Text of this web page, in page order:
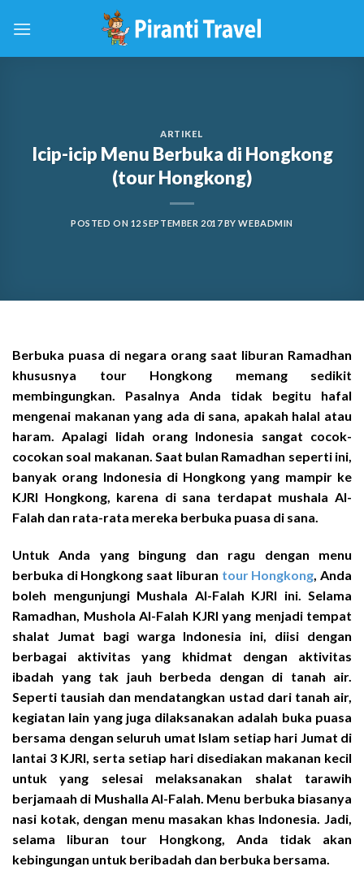
ARTIKEL
Icip-icip Menu Berbuka di Hongkong
(tour Hongkong)
POSTED ON 12 SEPTEMBER 2017BYWEBADMIN
Berbuka puasa di negara orang saat liburan Ramadhan
khususnya tour Hongkong memang sedikit
membingungkan. Pasalnya Anda tidak begitu hafal
mengenai makanan yang ada di sana, apakah halal atau
haram. Apalagi lidah orang Indonesia sangat cocok-
cocokan soal makanan. Saat bulan Ramadhan seperti ini,
banyak orang Indonesia di Hongkong yang mampir ke
KJRI Hongkong, karena di sana terdapat mushala Al-
Falah dan rata-rata mereka berbuka puasa di sana.
Untuk Anda yang bingung dan ragu dengan menu
berbuka di Hongkong saat liburan tour Hongkong , Anda
boleh mengunjungi Mushala Al-Falah KJRI ini. Selama
Ramadhan, Mushola Al-Falah KJRI yang menjadi tempat
shalat Jumat bagi warga Indonesia ini, diisi dengan
berbagai aktivitas yang khidmat dengan aktivitas
ibadah yang tak jauh berbeda dengan di tanah air.
Seperti tausiah dan mendatangkan ustad dari tanah air,
kegiatan lain yang juga dilaksanakan adalah buka puasa
bersama dengan seluruh umat Islam setiap hari Jumat di
lantai 3 KJRI, serta setiap hari disediakan makanan kecil
untuk yang selesai melaksanakan shalat tarawih
berjamaah di Mushalla Al-Falah. Menu berbuka biasanya
nasi kotak, dengan menu masakan khas Indonesia. Jadi,
selama liburan tour Hongkong, Anda tidak akan
kebingungan untuk beribadah dan berbuka bersama.